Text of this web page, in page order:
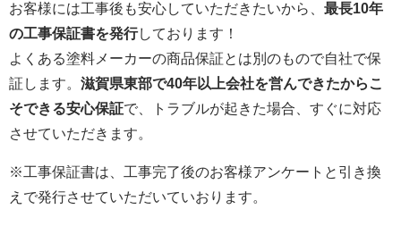
お客様には工事後も安心していただきたいから、 最長10年
の工事保証書を発行しております！
よくある塗料メーカーの商品保証とは別のもので自社で保
証します。 滋賀県東部で40年以上会社を営んできたからこ
そできる安心保証で、トラブルが起きた場合、すぐに対応
させていただきます。
※工事保証書は、工事完了後のお客様アンケートと引き換
えで発行させていただいていおります。